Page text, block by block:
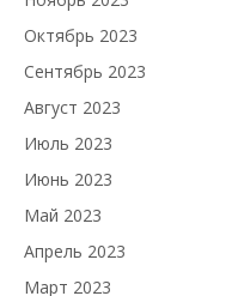
Октябрь 2023
Сентябрь 2023
Август 2023
Июль 2023
Июнь 2023
Май 2023
Апрель 2023
Март 2023